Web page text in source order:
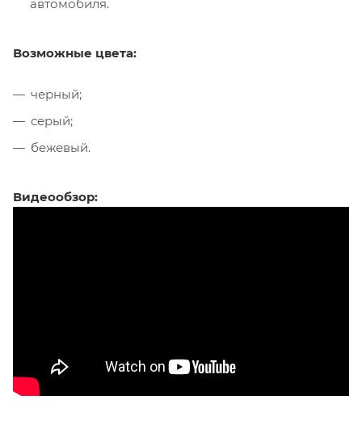
автомобиля.
Возможные цвета:
черный;
серый;
бежевый.
Видеообзор: